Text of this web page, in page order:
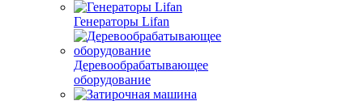
Генераторы Lifan
Деревообрабатывающее
оборудование